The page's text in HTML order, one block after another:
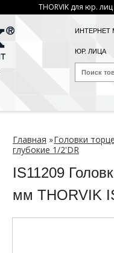
THORVIK для юр. лиц
ИНТЕРНЕТ
ЮР. ЛИЦА
Главная »Головки
глубокие 1/2'DR
IS11209
мм THORVIK